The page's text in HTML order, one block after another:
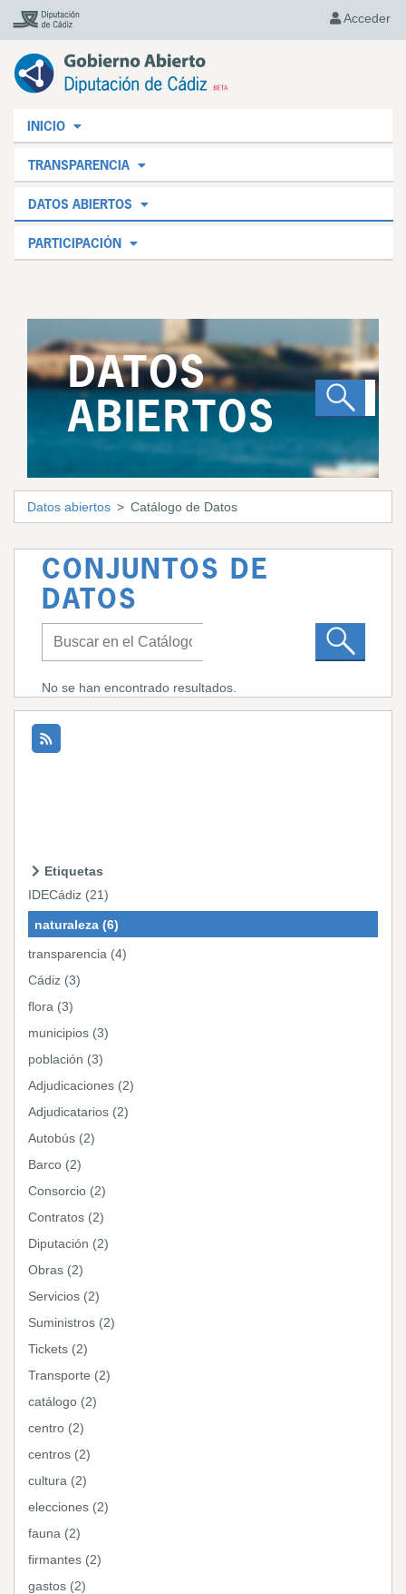
Acceder
INICIO
TRANSPARENCIA
DATOS ABIERTOS
PARTICIPACIÓN
DATOS
ABIERTOS
Datos abiertos Catálogo de Datos
CONJUNTOS DE
DATOS
No se han encontrado resultados.
Etiquetas
IDECádiz (21)
naturaleza (6)
transparencia (4)
Cádiz (3)
flora (3)
municipios (3)
población (3)
Adjudicaciones (2)
Adjudicatarios (2)
Autobús (2)
Barco (2)
Consorcio (2)
Contratos (2)
Diputación (2)
Obras (2)
Servicios (2)
Suministros (2)
Tickets (2)
Transporte (2)
catálogo (2)
centro (2)
centros (2)
cultura (2)
elecciones (2)
fauna (2)
firmantes (2)
gastos (2)